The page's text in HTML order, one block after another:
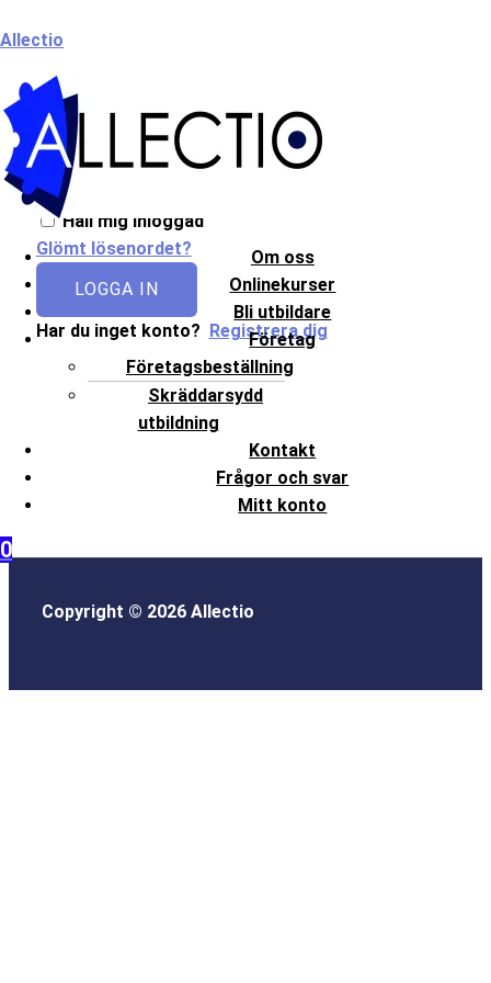
till
Allectio
Om oss
Onlinekurser
Bli utbildare
Företag
Företagsbeställning
Skräddarsydd
utbildning
Kontakt
Frågor och svar
Mitt konto
0
Välkommen till Allectio!
Håll mig inloggad
Glömt lösenordet?
LOGGA IN
Har du inget konto? Registrera dig
Copyright © 2026 Allectio